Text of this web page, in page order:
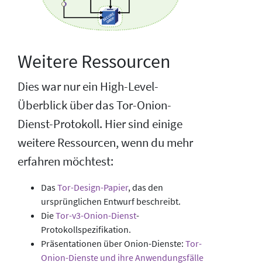
Weitere Ressourcen
Dies war nur ein High-Level-
Überblick über das Tor-Onion-
Dienst-Protokoll. Hier sind einige
weitere Ressourcen, wenn du mehr
erfahren möchtest:
DasTor-Design-Papier, das den
ursprünglichen Entwurf beschreibt.
DieTor-v3-Onion-Dienst-
Protokollspezifikation.
Präsentationen über Onion-Dienste: Tor-
Onion-Dienste und ihre Anwendungsfälle